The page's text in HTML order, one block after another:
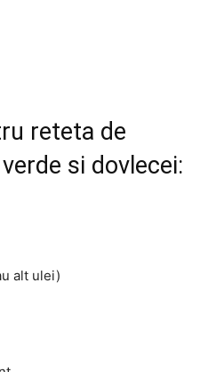
reteta de
si dovlecei:
alt ulei)